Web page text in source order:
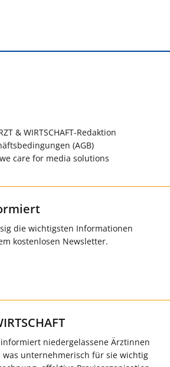
& WIRTSCHAFT-Redaktion
(AGB)
care for media solutions
die wichtigsten Informationen
kostenlosen Newsletter.
informiert niedergelassene Ärztinnen
was unternehmerisch für sie wichtig